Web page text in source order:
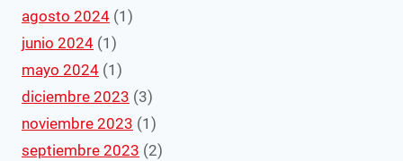
agosto 2024 (1)
junio 2024 (1)
mayo 2024 (1)
diciembre 2023 (3)
noviembre 2023 (1)
septiembre 2023 (2)